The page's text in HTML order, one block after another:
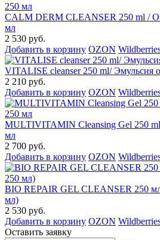
CALM DERM CLEANSER 250 ml /
мл
2 530 руб.
Добавить в корзину OZON
VITALISE cleanser 250 ml/ Эмульсия
2 210 руб.
Добавить в корзину OZON
MULTIVITAMIN Cleansing Gel 250
мл
2 700 руб.
Добавить в корзину OZON
BIO REPAIR GEL CLEANSER 250
мл)
2 530 руб.
Добавить в корзину OZON
Оставить заявку